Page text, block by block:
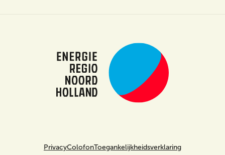
PrivacyColofonToegankelijkheidsverklaring